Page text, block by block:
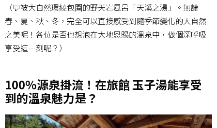
（💬被大自然環繞包圍的野天岩風呂「天溪之湯」。無論
春、夏、秋、冬，完全可以直接感受到隨季節變化的大自然
之美呢！各位是否也想泡在大地恩賜的溫泉中，做個深呼吸
享受這一刻呢？）
100%源泉掛流！在旅館 玉子湯能享受
到的溫泉魅力是？